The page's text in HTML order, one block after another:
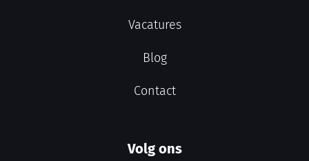
Vacatures
Blog
Contact
Volg ons